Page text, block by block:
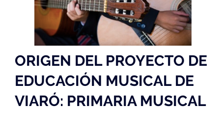
ORIGEN DEL PROYECTO DE
EDUCACIÓN MUSICAL DE
VIARÓ: PRIMARIA MUSICAL